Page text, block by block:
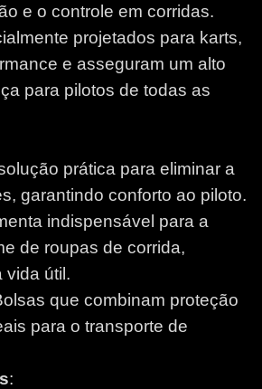
e o controle em corridas.
projetados para karts,
e asseguram um alto
para pilotos de todas as
prática para eliminar a
garantindo conforto ao piloto.
indispensável para a
de roupas de corrida,
vida útil.
que combinam proteção
para o transporte de
: